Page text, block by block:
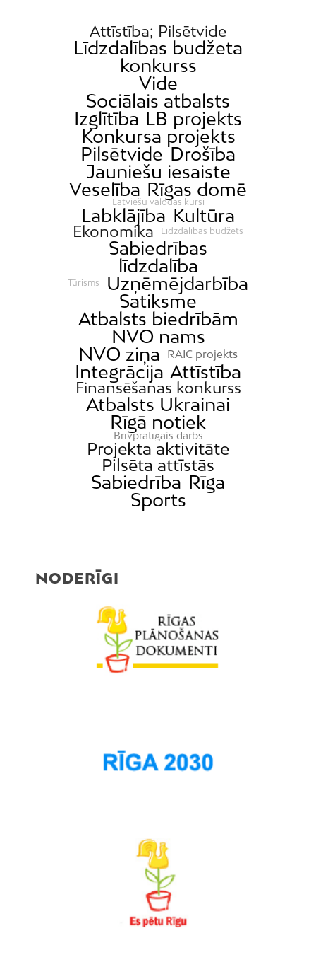
Attīstība; Pilsētvide
Līdzdalības budžeta
konkurss
Vide
Sociālais atbalsts
Izglītība LB projekts
Konkursa projekts
Pilsētvide Drošība
Jauniešu iesaiste
Veselība Rīgas domē
Latviešu valodas kursi
Labklājība Kultūra
Ekonomika Līdzdalības budžets
Sabiedrības
līdzdalība
Tūrisms
Uzņēmējdarbība
Satiksme
Atbalsts biedrībām
NVO nams
NVO ziņa
RAIC projekts
Integrācija Attīstība
Finansēšanas konkurss
Atbalsts Ukrainai
Rīgā notiek
Brīvprātīgais darbs
Projekta aktivitāte
Pilsēta attīstās
Sabiedrība Rīga
Sports
NODERĪGI